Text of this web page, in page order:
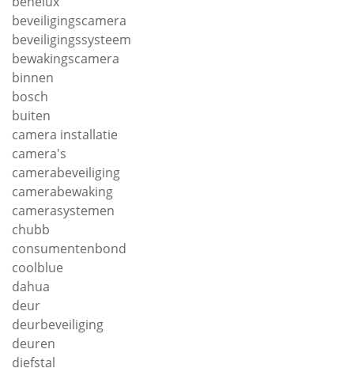
beveiligingscamera
beveiligingssysteem
bewakingscamera
binnen
bosch
buiten
camera installatie
camera's
camerabeveiliging
camerabewaking
camerasystemen
chubb
consumentenbond
coolblue
dahua
deur
deurbeveiliging
deuren
diefstal